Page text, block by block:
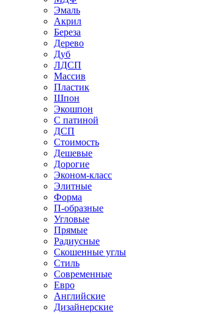
Эмаль
Акрил
Береза
Дерево
Дуб
ЛДСП
Массив
Пластик
Шпон
Экошпон
С патиной
ДСП
Стоимость
Дешевые
Дорогие
Эконом-класс
Элитные
Форма
П-образные
Угловые
Прямые
Радиусные
Скошенные углы
Стиль
Современные
Евро
Английские
Дизайнерские